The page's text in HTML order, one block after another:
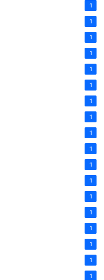
1
1
1
1
1
1
1
1
1
1
1
1
1
1
1
1
1
1